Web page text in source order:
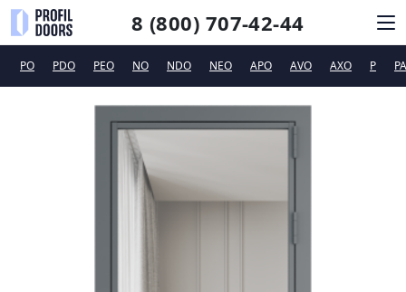
8 (800) 707-42-44
ДИЗАЙНЕРАМ
PO PDO PEO NO NDO NEO APO AVO AXO P PA